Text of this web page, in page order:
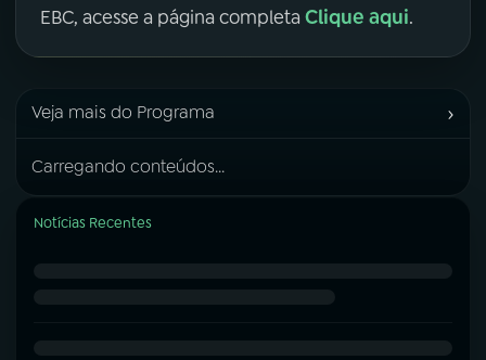
EBC, acesse a página completa Clique aqui.
Veja mais do Programa ›
Carregando conteúdos...
Notícias Recentes